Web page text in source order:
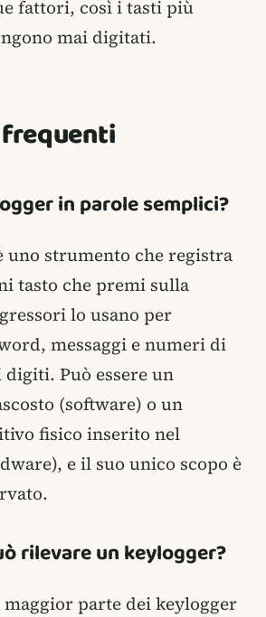
fattori, così i tasti più
mai digitati.
in parole semplici?
uno strumento che registra
tasto che premi sulla
lo usano per
messaggi e numeri di
Può essere un
(software) o un
fisico inserito nel
e il suo unico scopo è
rilevare un keylogger?
parte dei keylogger